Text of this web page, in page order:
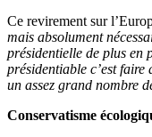
Ce revirement sur
mais absolument
présidentielle de plus en
présidentiable c’est
un assez grand nombre
Conservatisme